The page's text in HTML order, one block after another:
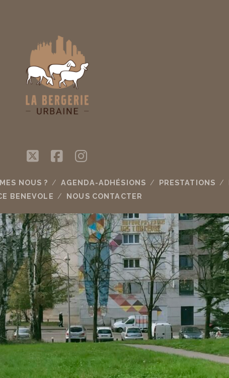
twitterfacebook
instagram
NOUS ? AGENDA-ADHÉSIONS PRESTATIONS
BENEVOLE
NOUS CONTACTER